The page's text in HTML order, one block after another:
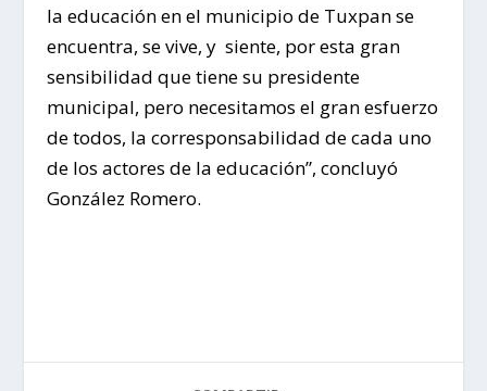
la educación en el municipio de Tuxpan se
encuentra, se vive, y siente, por esta gran
sensibilidad que tiene su presidente
municipal, pero necesitamos el gran esfuerzo
de todos, la corresponsabilidad de cada uno
de los actores de la educación”, concluyó
González Romero.